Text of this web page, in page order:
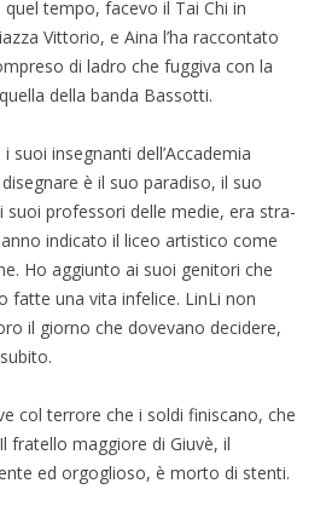
tempo, facevo il Tai Chi in
Vittorio, e Aina l’ha raccontato
di ladro che fuggiva con la
della banda Bassotti.
suoi insegnanti dell’Accademia
è il suo paradiso, il suo
professori delle medie, era stra-
indicato il liceo artistico come
Ho aggiunto ai suoi genitori che
fatte una vita infelice. LinLi non
il giorno che dovevano decidere,
col terrore che i soldi finiscano, che
fratello maggiore di Giuvè, il
ed orgoglioso, è morto di stenti.